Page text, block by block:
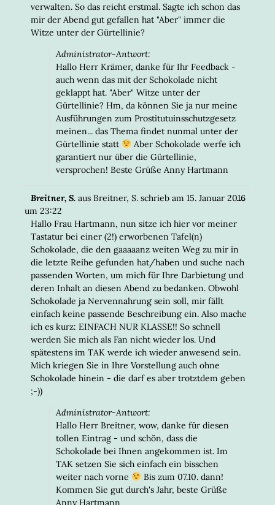
verwalten. So das reicht erstmal. Sagte ich schon das
mir der Abend gut gefallen hat "Aber" immer die
Witze unter der Gürtellinie?
Administrator-Antwort:
Hallo Herr Krämer, danke für Ihr Feedback -
auch wenn das mit der Schokolade nicht
geklappt hat. "Aber" Witze unter der
Gürtellinie? Hm, da können Sie ja nur meine
Ausführungen zum Prostitutuinsschutzgesetz
meinen... das Thema findet nunmal unter der
Gürtellinie statt
Aber Schokolade werfe ich
garantiert nur über die Gürtellinie,
versprochen! Beste Grüße Anny Hartmann
Breitner, S. aus Breitner, S. schrieb am 15. Januar 2016
um 23:22
Hallo Frau Hartmann, nun sitze ich hier vor meiner
Tastatur bei einer (2!) erworbenen Tafel(n)
Schokolade, die den gaaaaanz weiten Weg zu mir in
die letzte Reihe gefunden hat/haben und suche nach
passenden Worten, um mich für Ihre Darbietung und
deren Inhalt an diesen Abend zu bedanken. Obwohl
Schokolade ja Nervennahrung sein soll, mir fällt
einfach keine passende Beschreibung ein. Also mache
ich es kurz: EINFACH NUR KLASSE!! So schnell
werden Sie mich als Fan nicht wieder los. Und
spätestens im TAK werde ich wieder anwesend sein.
Mich kriegen Sie in Ihre Vorstellung auch ohne
Schokolade hinein - die darf es aber trotztdem geben
;-))
Administrator-Antwort:
Hallo Herr Breitner, wow, danke für diesen
tollen Eintrag - und schön, dass die
Schokolade bei Ihnen angekommen ist. Im
TAK setzen Sie sich einfach ein bisschen
weiter nach vorne
Bis zum 07.10. dann!
Kommen Sie gut durch's Jahr, beste Grüße
Anny Hartmann
...DIESE